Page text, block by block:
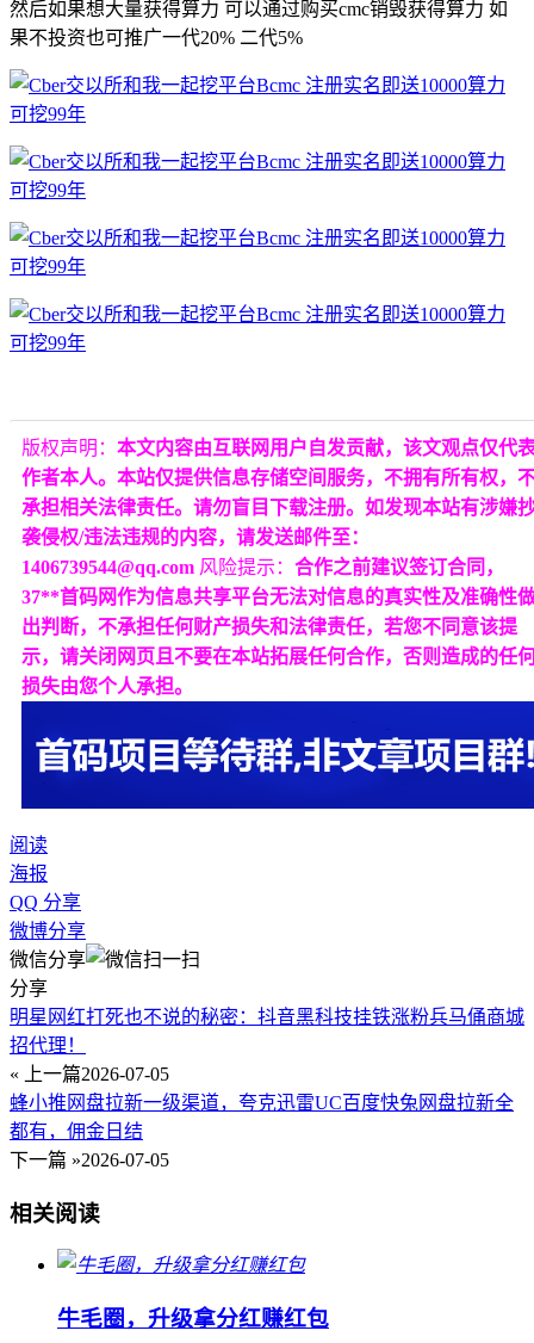
然后如果想大量获得算力 可以通过购买cmc销毁获得算力 如
果不投资也可推广一代20% 二代5%
版权声明： 本文内容由互联网用户自发贡献，该文观点仅代
作者本人。本站仅提供信息存储空间服务，不拥有所有权，
承担相关法律责任。请勿盲目下载注册。如发现本站有涉嫌
袭侵权/违法违规的内容，请发送邮件至：
1406739544@qq.com 风险提示： 合作之前建议签订合同，
37**首码网作为信息共享平台无法对信息的真实性及准确性
出判断，不承担任何财产损失和法律责任，若您不同意该提
示，请关闭网页且不要在本站拓展任何合作，否则造成的任
损失由您个人承担。
阅读
海报
QQ 分享
微博分享
微信分享
分享
明星网红打死也不说的秘密：抖音黑科技挂铁涨粉兵马俑商城
招代理！
« 上一篇2026-07-05
蜂小推网盘拉新一级渠道，夸克迅雷UC百度快兔网盘拉新全
都有，佣金日结
下一篇 »2026-07-05
相关阅读
牛毛圈，升级拿分红赚红包